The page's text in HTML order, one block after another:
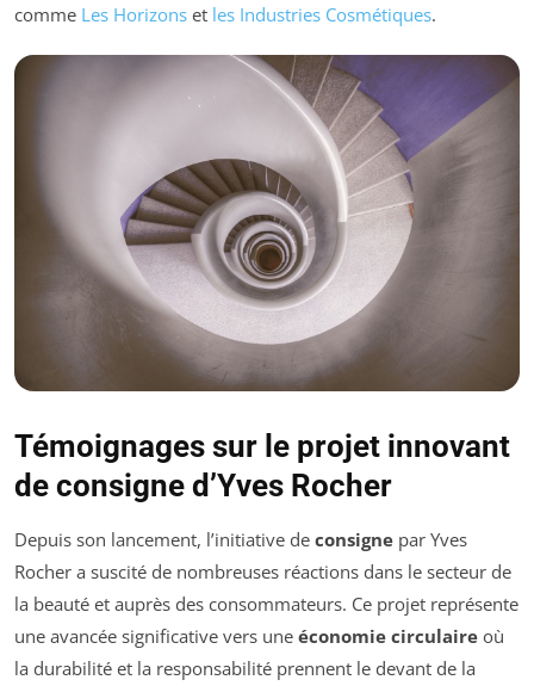
comme Les Horizons et les Industries Cosmétiques.
Témoignages sur le projet innovant
de consigne d’Yves Rocher
Depuis son lancement, l’initiative de consigne par Yves
Rocher a suscité de nombreuses réactions dans le secteur de
la beauté et auprès des consommateurs. Ce projet représente
une avancée significative vers une économie circulaire où
la durabilité et la responsabilité prennent le devant de la